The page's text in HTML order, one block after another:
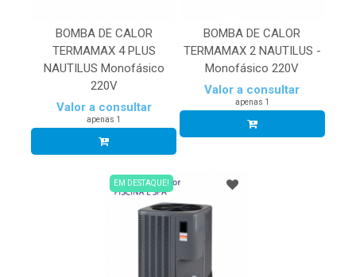
BOMBA DE CALOR
TERMAMAX 4 PLUS
NAUTILUS Monofásico
220V
Valor a consultar
apenas 1
BOMBA DE CALOR
TERMAMAX 2 NAUTILUS -
Monofásico 220V
Valor a consultar
apenas 1
EM DESTAQUE!